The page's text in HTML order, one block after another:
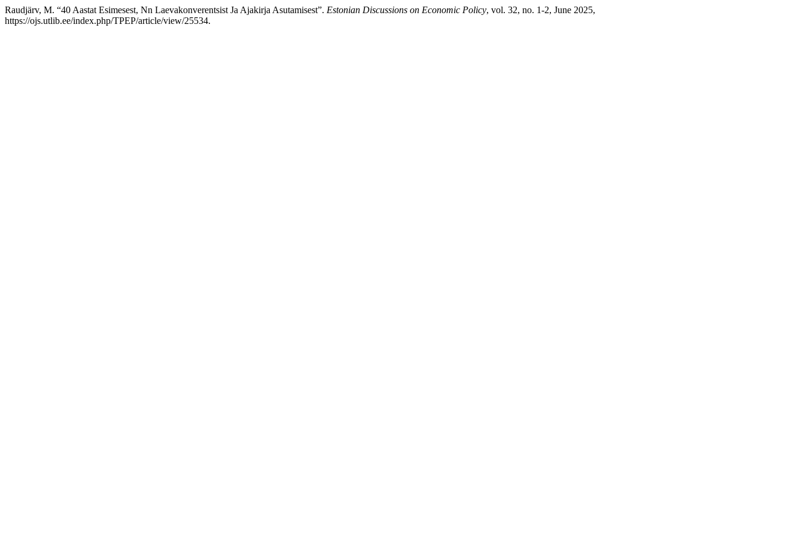
Raudjärv, M. “40 Aastat Esimesest, Nn Laevakonverentsist Ja Ajakirja Asutamisest”. Estonian Discussions on Economic Policy, vol. 32, no. 1-2, June 2025,
https://ojs.utlib.ee/index.php/TPEP/article/view/25534.